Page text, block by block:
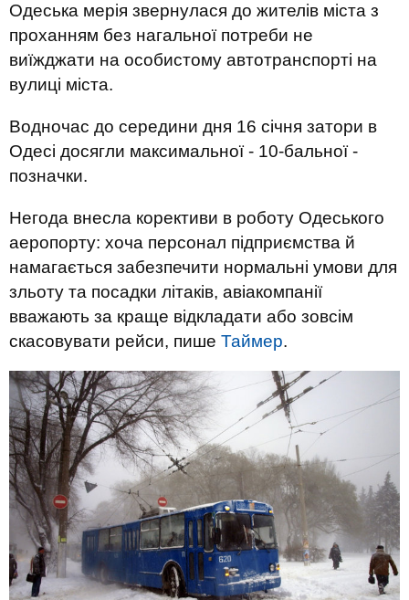
Одеська мерія звернулася до жителів міста з
проханням без нагальної потреби не
виїжджати на особистому автотранспорті на
вулиці міста.
Водночас до середини дня 16 січня затори в
Одесі досягли максимальної - 10-бальної -
позначки.
Негода внесла корективи в роботу Одеського
аеропорту: хоча персонал підприємства й
намагається забезпечити нормальні умови для
зльоту та посадки літаків, авіакомпанії
вважають за краще відкладати або зовсім
скасовувати рейси, пише Таймер.